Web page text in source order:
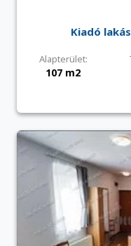
Kiadó
Alapterület:
107 m2